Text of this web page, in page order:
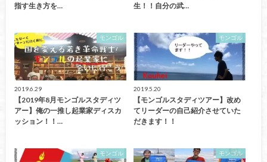
指す生き方を…
生！！自分の武…
モンゴル
2019.6.29
【2019年8月モンゴルスタディツ
アー】俺の一推し起業家ディスカ
ッション！！…
モンゴル
2019.5.20
【モンゴルスタディツアー】改め
てリーダーの自己紹介させていた
だきます！！
モンゴル モンゴル